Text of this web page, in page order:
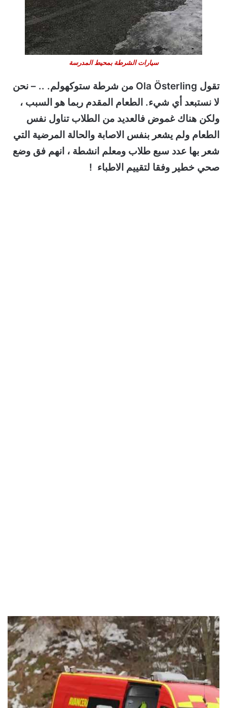
سيارات الشرطة بمحيط المدرسة
تقول Ola Österling من شرطة ستوكهولم. .. – نحن
لا نستبعد أي شيء. الطعام المقدم ربما هو السبب ،
ولكن هناك غموض فالعديد من الطلاب تناول نفس
الطعام ولم يشعر بنفس الاصابة والحالة المرضية التي
شعر بها عدد سبع طلاب ومعلم انشطة ، انهم فق وضع
صحي خطير وفقا لتقييم الاطباء !